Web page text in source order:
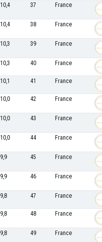
10,4 37 France
10,4 38 France
10,3 39 France
10,3 40 France
10,1 41 France
10,0 42 France
10,0 43 France
10,0 44 France
9,9 45 France
9,9 46 France
9,8 47 France
9,8 48 France
9,8 49 France